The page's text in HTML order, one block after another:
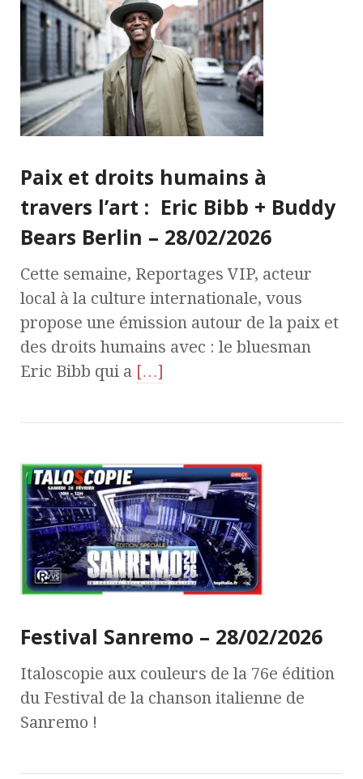
Paix et droits humains à
travers l’art : Eric Bibb + Buddy
Bears Berlin – 28/02/2026
Cette semaine, Reportages VIP, acteur
local à la culture internationale, vous
propose une émission autour de la paix et
des droits humains avec : le bluesman
Eric Bibb qui a […]
Festival Sanremo – 28/02/2026
Italoscopie aux couleurs de la 76e édition
du Festival de la chanson italienne de
Sanremo !